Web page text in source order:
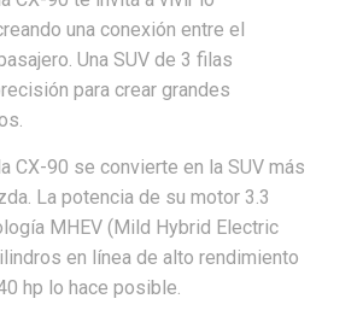
una conexión entre el
Una SUV de 3 filas
para crear grandes
CX-90 se convierte en la SUV más
La potencia de su motor 3.3
MHEV (Mild Hybrid Electric
en línea de alto rendimiento
hp lo hace posible.